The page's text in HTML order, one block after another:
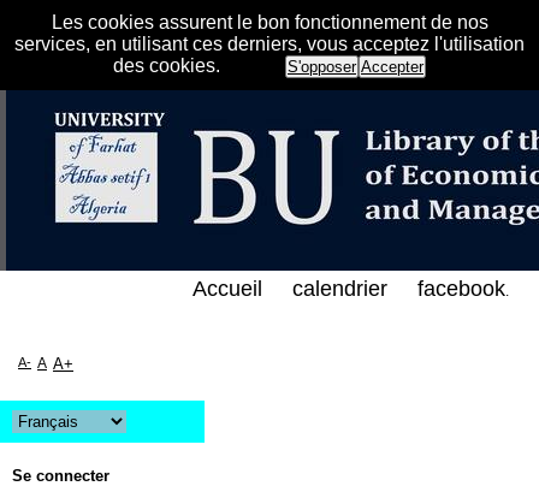
Les cookies assurent le bon fonctionnement de nos
services, en utilisant ces derniers, vous acceptez l'utilisation
des cookies.
S'opposer Accepter
الإلكتروني على الخط المباشر لمكتبة كلية
Accueil calendrier facebook.
A- A A+
Se connecter